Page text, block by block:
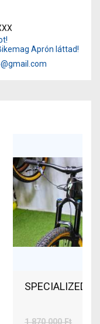
Aprón láttad!
29 SLX XT 3x10
SPECIALIZED
1 870 000 Ft